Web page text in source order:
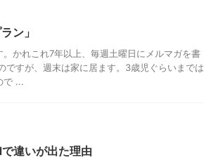
ン」
かれこれ7年以上、毎週土曜日にメルマガを書
ですが、週末は家に居ます。3歳児ぐらいまでは
で ...
違いが出た理由